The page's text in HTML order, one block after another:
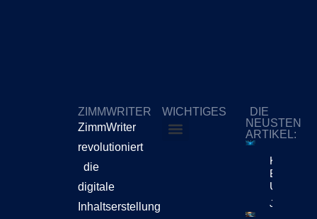
ZIMMWRITER
ZimmWriter
revolutioniert
die
digitale
Inhaltserstellung
WICHTIGES
DIE
NEUSTEN
ARTIKEL:
KI-
Bewegt
Jetzt